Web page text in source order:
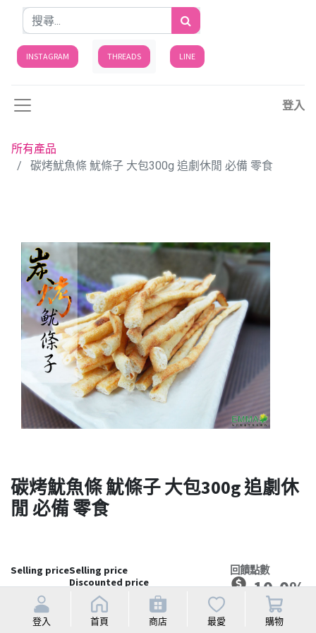
登入
INSTAGRAM THREADS LINE
所有產品
碳烤魷魚條 魷條子 大包300g 追劇休閒 必備 零食
碳烤魷魚條 魷條子 大包300g 追劇休
閒 必備 零食
Selling priceSelling price
Discounted price
NT$105
回饋點數
10.0%
登入 首頁 商店 最愛 購物